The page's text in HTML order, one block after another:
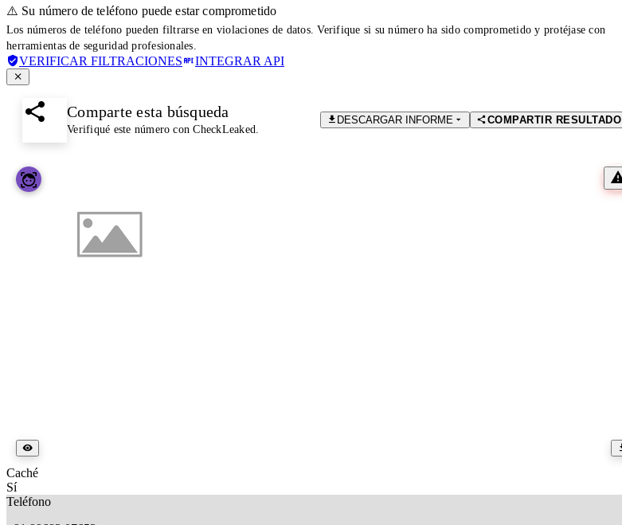
⚠️ Su número de teléfono puede estar comprometido
Los números de teléfono pueden filtrarse en violaciones de datos. Verifique si su número ha sido comprometido y protéjase con
herramientas de seguridad profesionales.
VERIFICAR FILTRACIONES INTEGRAR API
Comparte esta búsqueda
Verifiqué este número con CheckLeaked.
DESCARGAR INFORME COMPARTIR RESULTADO
Caché
Sí
Teléfono